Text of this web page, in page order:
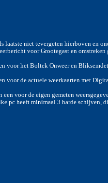
laatste niet tevergeten hierboven en
voor Grootegast en
voor het Boltek Onweer en
voor de actuele weerkaarten met
een voor de eigen gemeten
pc heeft minimaal 3 harde schijven,